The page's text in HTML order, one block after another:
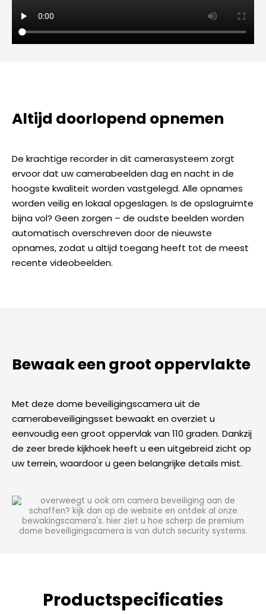
Altijd doorlopend opnemen
De krachtige recorder in dit camerasysteem zorgt
ervoor dat uw camerabeelden dag en nacht in de
hoogste kwaliteit worden vastgelegd. Alle opnames
worden veilig en lokaal opgeslagen. Is de opslagruimte
bijna vol? Geen zorgen – de oudste beelden worden
automatisch overschreven door de nieuwste
opnames, zodat u altijd toegang heeft tot de meest
recente videobeelden.
Bewaak een groot oppervlakte
Met deze dome beveiligingscamera uit de
camerabeveiligingsset bewaakt en overziet u
eenvoudig een groot oppervlak van 110 graden. Dankzij
de zeer brede kijkhoek heeft u een uitgebreid zicht op
uw terrein, waardoor u geen belangrijke details mist.
Productspecificaties